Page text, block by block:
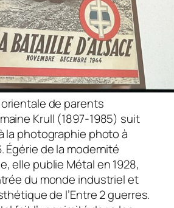
de parents
Krull (1897-1985) suit
la photographie photo à
Égérie de la modernité
elle publie Métalen 1928,
du monde industriel et
de l’Entre 2 guerres.